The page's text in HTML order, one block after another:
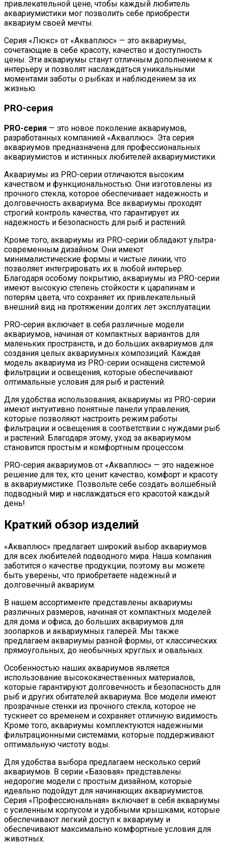
привлекательной цене, чтобы каждый любитель
аквариумистики мог позволить себе приобрести
аквариум своей мечты.
Серия «Люкс» от «Акваплюс» — это аквариумы,
сочетающие в себе красоту, качество и доступность
цены. Эти аквариумы станут отличным дополнением к
интерьеру и позволят наслаждаться уникальными
моментами заботы о рыбках и наблюдением за их
жизнью.
PRO-серия
PRO-серия — это новое поколение аквариумов,
разработанных компанией «Акваплюс». Эта серия
аквариумов предназначена для профессиональных
аквариумистов и истинных любителей аквариумистики.
Аквариумы из PRO-серии отличаются высоким
качеством и функциональностью. Они изготовлены из
прочного стекла, которое обеспечивает надежность и
долговечность аквариума. Все аквариумы проходят
строгий контроль качества, что гарантирует их
надежность и безопасность для рыб и растений.
Кроме того, аквариумы из PRO-серии обладают ультра-
современным дизайном. Они имеют
минималистические формы и чистые линии, что
позволяет интегрировать их в любой интерьер.
Благодаря особому покрытию, аквариумы из PRO-серии
имеют высокую степень стойкости к царапинам и
потерям цвета, что сохраняет их привлекательный
внешний вид на протяжении долгих лет эксплуатации.
PRO-серия включает в себя различные модели
аквариумов, начиная от компактных вариантов для
маленьких пространств, и до больших аквариумов для
создания целых аквариумных композиций. Каждая
модель аквариума из PRO-серии оснащена системой
фильтрации и освещения, которые обеспечивают
оптимальные условия для рыб и растений.
Для удобства использования, аквариумы из PRO-серии
имеют интуитивно понятные панели управления,
которые позволяют настроить режим работы
фильтрации и освещения в соответствии с нуждами рыб
и растений. Благодаря этому, уход за аквариумом
становится простым и комфортным процессом.
PRO-серия аквариумов от «Акваплюс» — это надежное
решение для тех, кто ценит качество, комфорт и красоту
в аквариумистике. Позвольте себе создать волшебный
подводный мир и наслаждаться его красотой каждый
день!
Краткий обзор изделий
«Акваплюс» предлагает широкий выбор аквариумов
для всех любителей подводного мира. Наша компания
заботится о качестве продукции, поэтому вы можете
быть уверены, что приобретаете надежный и
долговечный аквариум.
В нашем ассортименте представлены аквариумы
различных размеров, начиная от компактных моделей
для дома и офиса, до больших аквариумов для
зоопарков и аквариумных галерей. Мы также
предлагаем аквариумы разной формы, от классических
прямоугольных, до необычных круглых и овальных.
Особенностью наших аквариумов является
использование высококачественных материалов,
которые гарантируют долговечность и безопасность для
рыб и других обитателей аквариума. Все модели имеют
прозрачные стенки из прочного стекла, которое не
тускнеет со временем и сохраняет отличную видимость.
Кроме того, аквариумы комплектуются надежными
фильтрационными системами, которые поддерживают
оптимальную чистоту воды.
Для удобства выбора предлагаем несколько серий
аквариумов. В серии «Базовая» представлены
недорогие модели с простым дизайном, которые
идеально подойдут для начинающих аквариумистов.
Серия «Профессиональная» включает в себя аквариумы
с усиленным корпусом и удобными крышками, которые
обеспечивают легкий доступ к аквариуму и
обеспечивают максимально комфортные условия для
животных.